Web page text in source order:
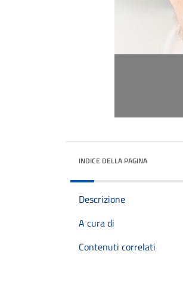
INDICE DELLA PAGINA
Descrizione
A cura di
Contenuti correlati